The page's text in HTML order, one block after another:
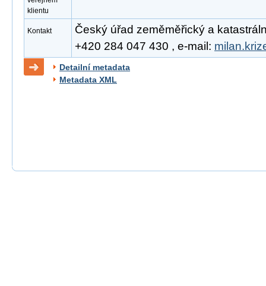
klientu
Kontakt
Český úřad zeměměřický a
+420 284 047 430 , e-mail:
Detailní metadata
Metadata XML